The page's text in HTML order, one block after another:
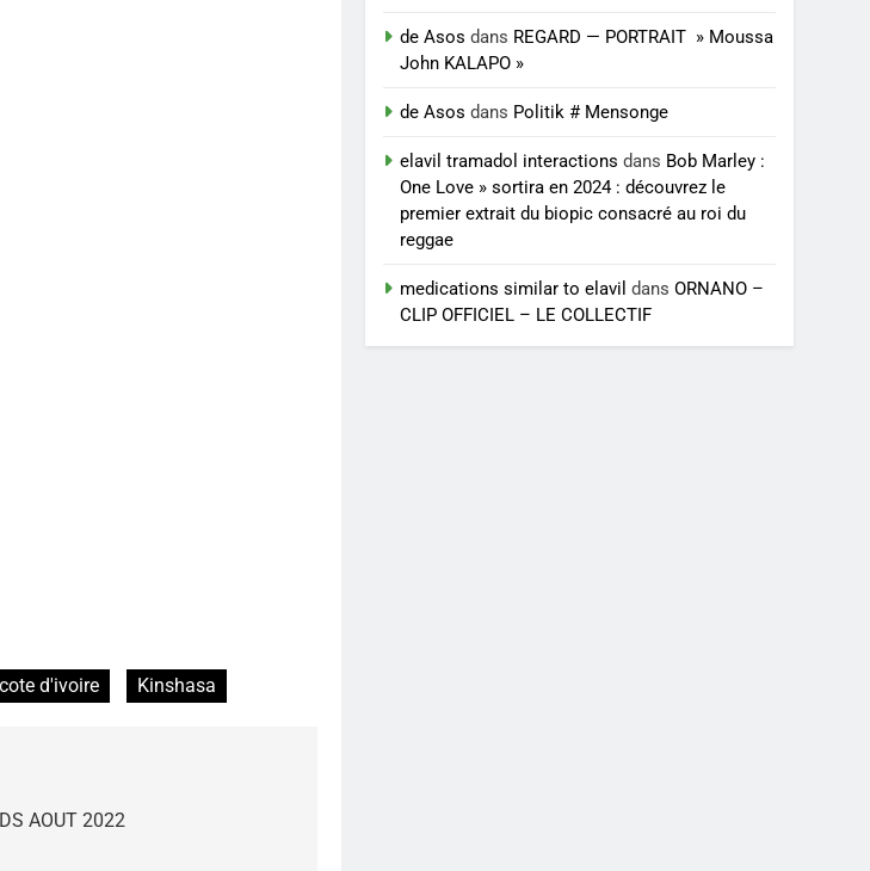
cote d'ivoire Kinshasa
AOUT 2022
de Asos dans REGARD — PORTRAIT » Moussa
John KALAPO »
de Asos dans Politik # Mensonge
elavil tramadol interactions dans Bob Marley :
One Love » sortira en 2024 : découvrez le
premier extrait du biopic consacré au roi du
reggae
medications similar to elavil dansORNANO –
CLIP OFFICIEL – LE COLLECTIF